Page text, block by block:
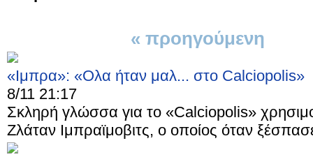
« προηγούμενη
«Ιμπρα»: «Ολα ήταν μαλ... στο Calciopolis»
8/11 21:17
Σκληρή γλώσσα για το «Calciopolis»
Ζλάταν Ιμπραϊμοβιτς, ο οποίος όταν